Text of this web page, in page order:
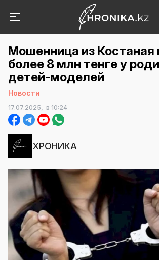
Мошенница из Костаная
более 8 млн тенге у
детей-моделей
Новости
17.07.2025, в 10:24
ХРОНИКА